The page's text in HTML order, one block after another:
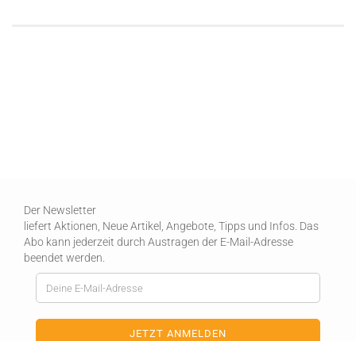
Der Newsletter
liefert Aktionen, Neue Artikel, Angebote, Tipps und Infos. Das
Abo kann jederzeit durch Austragen der E-Mail-Adresse
beendet werden.